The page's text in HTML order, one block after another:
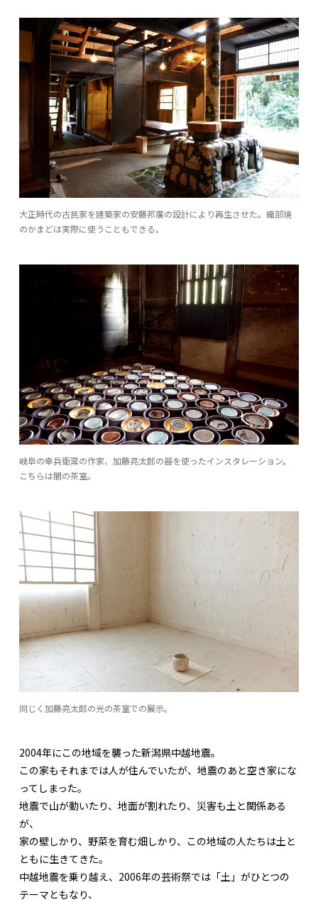
大正時代の古民家を建築家の安藤邦廣の設計により再生させた。織部焼
のかまどは実際に使うこともできる。
岐阜の幸兵衛窯の作家、加藤亮太郎の器を使ったインスタレーション。
こちらは闇の茶室。
同じく加藤亮太郎の光の茶室での展示。
2004年にこの地域を襲った新潟県中越地震。
この家もそれまでは人が住んでいたが、地震のあと空き家にな
ってしまった。
地震で山が動いたり、地面が割れたり、災害も土と関係ある
が、
家の壁しかり、野菜を育む畑しかり、この地域の人たちは土と
ともに生きてきた。
中越地震を乗り越え、2006年の芸術祭では「土」がひとつの
テーマともなり、